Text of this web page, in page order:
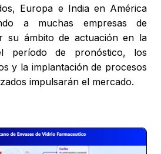
Europa e India en América
a muchas empresas de
su ámbito de actuación en la
período de pronóstico, los
y la implantación de procesos
impulsarán el mercado.